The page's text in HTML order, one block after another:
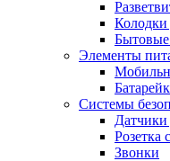
Колодки
Бытовые
Элементы
Системы
Розетка
Звонки